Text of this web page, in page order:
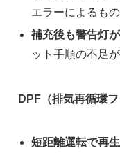
エラーによるもの
補充後も警告灯
ット手順の不足
DPF（排気再循環
短距離運転で再